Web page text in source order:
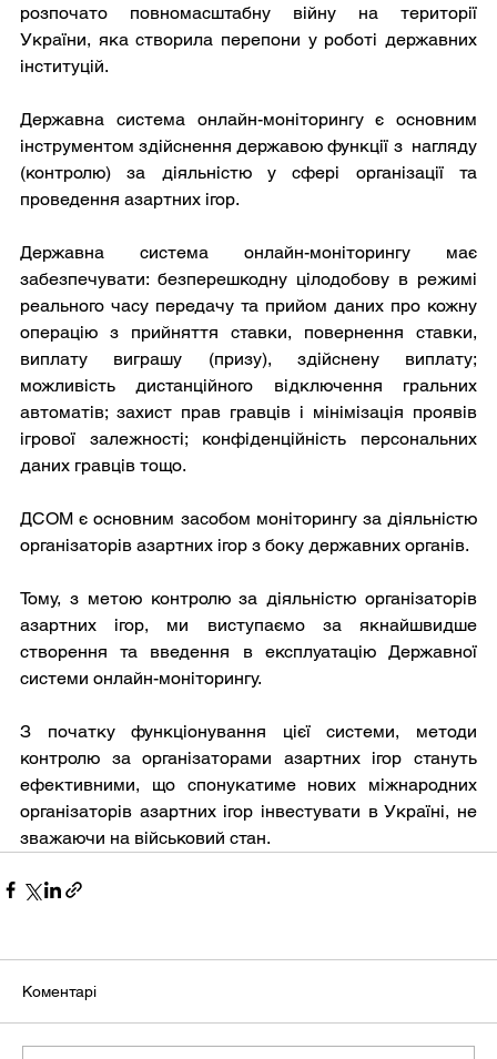
розпочато повномасштабну війну на території
України, яка створила перепони у роботі державних
інституцій.
Державна система онлайн-моніторингу є основним
інструментом здійснення державою функції з  нагляду
(контролю) за діяльністю у сфері організації та
проведення азартних ігор.
Державна система онлайн-моніторингу має
забезпечувати: безперешкодну цілодобову в режимі
реального часу передачу та прийом даних про кожну
операцію з прийняття ставки, повернення ставки,
виплату виграшу (призу), здійснену виплату;
можливість дистанційного відключення гральних
автоматів; захист прав гравців і мінімізація проявів
ігрової залежності; конфіденційність персональних
даних гравців тощо.
ДСОМ є основним засобом моніторингу за діяльністю
організаторів азартних ігор з боку державних органів.
Тому, з метою контролю за діяльністю організаторів
азартних ігор, ми виступаємо за якнайшвидше
створення та введення в експлуатацію Державної
системи онлайн-моніторингу.
З початку функціонування цієї системи, методи
контролю за організаторами азартних ігор стануть
ефективними, що спонукатиме нових міжнародних
організаторів азартних ігор інвестувати в Україні, не
зважаючи на військовий стан.
Коментарі